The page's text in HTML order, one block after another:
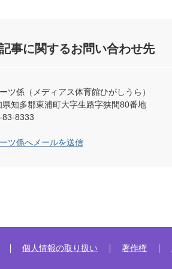
事に関するお問い合わせ先
ツ係（メディアス体育館ひがしうら）
知多郡東浦町大字生路字狭間80番地
83-8333
ツ係へメールを送信
個人情報の取り扱い 著作権